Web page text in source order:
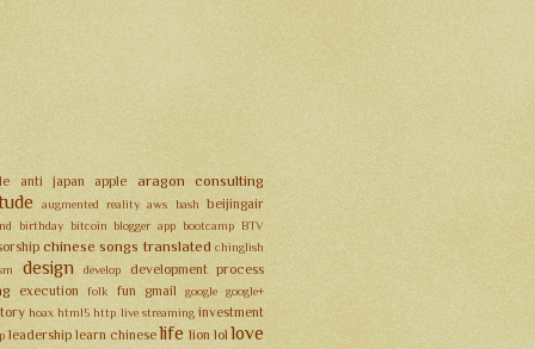
anti japan apple aragon consulting
augmented reality aws bash beijingair
birthday bitcoin blogger app bootcamp BTV
chinese songs translated chinglish
design develop development process
execution folk fun gmail google google+
hoax html5 http live streaming investment
leadership learn chinese life lion lol love